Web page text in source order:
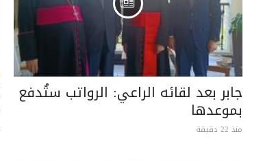
جابر بعد لقائه الراعي: الرواتب ستُدفع
بموعدها
منذ 22 دقيقة